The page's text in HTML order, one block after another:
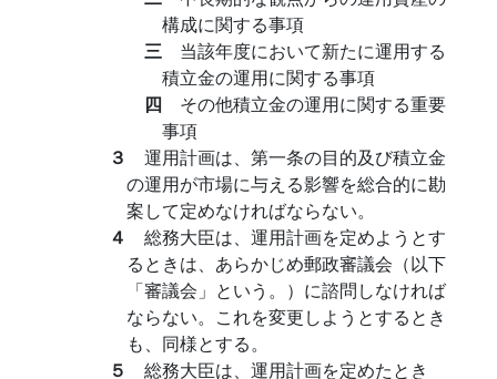
構成に関する事項
三 当該年度において新たに運用する
積立金の運用に関する事項
四 その他積立金の運用に関する重要
事項
３ 運用計画は、第一条の目的及び積立金
の運用が市場に与える影響を総合的に勘
案して定めなければならない。
４ 総務大臣は、運用計画を定めようとす
るときは、あらかじめ郵政審議会（以下
「審議会」という。）に諮問しなければ
ならない。これを変更しようとするとき
も、同様とする。
５ 総務大臣は、運用計画を定めたとき